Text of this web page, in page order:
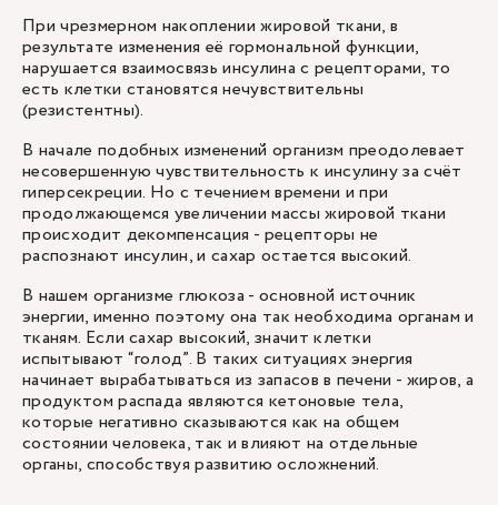
При чрезмерном накоплении жировой ткани, в
результате изменения её гормональной функции,
нарушается взаимосвязь инсулина с рецепторами, то
есть клетки становятся нечувствительны
(резистентны).
В начале подобных изменений организм преодолевает
несовершенную чувствительность к инсулину за счёт
гиперсекреции. Но с течением времени и при
продолжающемся увеличении массы жировой ткани
происходит декомпенсация - рецепторы не
распознают инсулин, и сахар остается высокий.
В нашем организме глюкоза - основной источник
энергии, именно поэтому она так необходима органам и
тканям. Если сахар высокий, значит клетки
испытывают “голод”. В таких ситуациях энергия
начинает вырабатываться из запасов в печени - жиров, а
продуктом распада являются кетоновые тела,
которые негативно сказываются как на общем
состоянии человека, так и влияют на отдельные
органы, способствуя развитию осложнений.